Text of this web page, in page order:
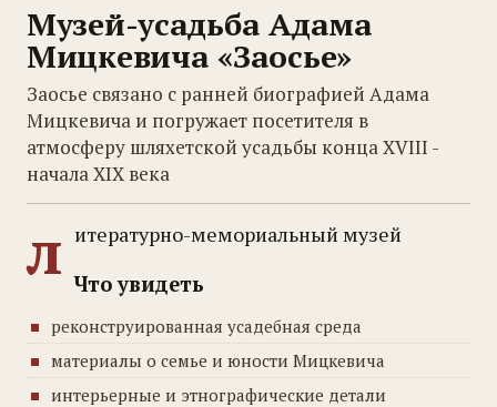
Музей-усадьба Адама
Мицкевича «Заосье»
Заосье связано с ранней биографией Адама
Мицкевича и погружает посетителя в
атмосферу шляхетской усадьбы конца XVIII -
начала XIX века
л итературно-мемориальный музей
Что увидеть
реконструированная усадебная среда
материалы о семье и юности Мицкевича
интерьерные и этнографические детали